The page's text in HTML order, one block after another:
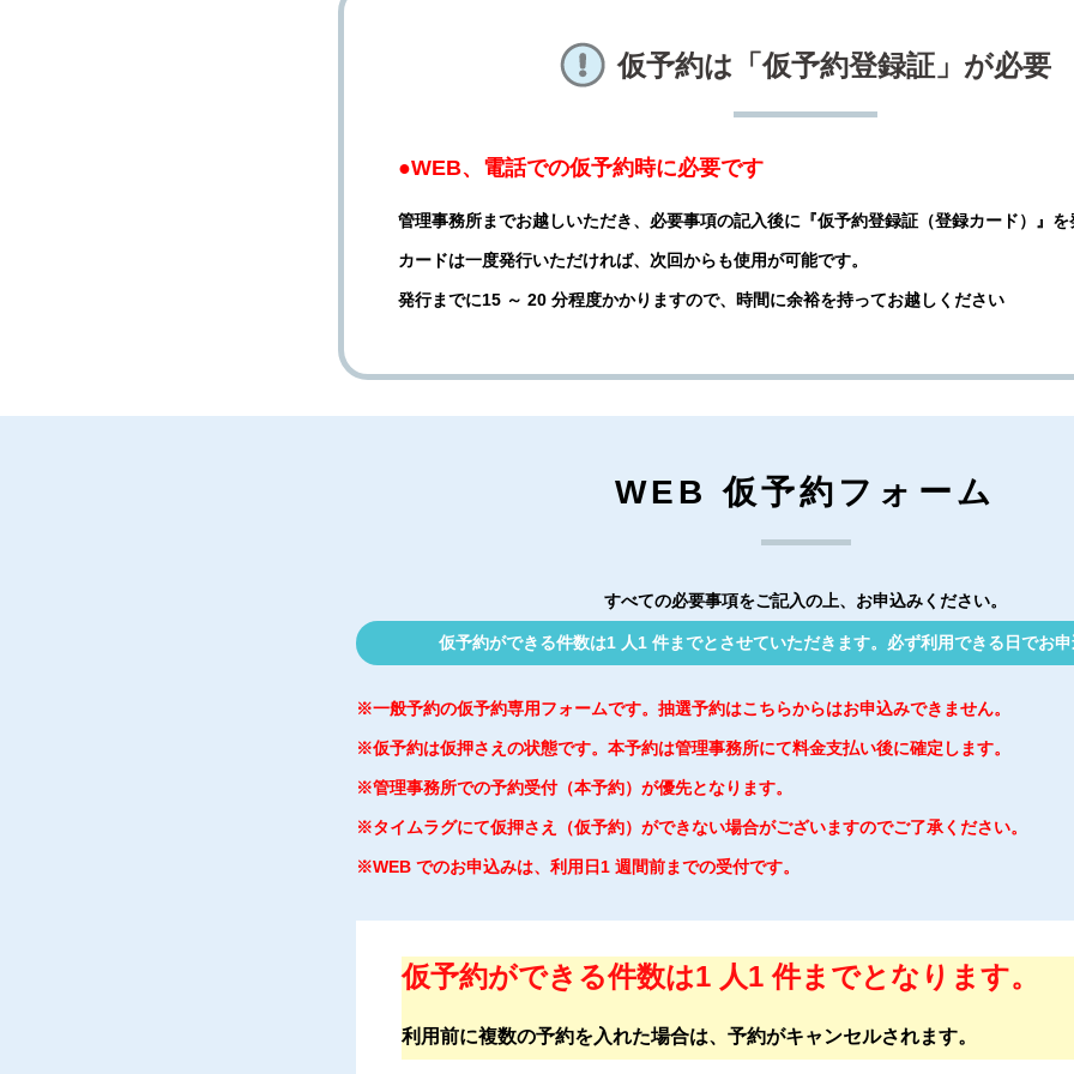
仮予約は「仮予約登録証」が必要
●WEB、電話での仮予約時に必要です
管理事務所までお越しいただき、必要事項の記入後に『仮予約登録証（登録カード）』を
カードは一度発行いただければ、次回からも使用が可能です。
発行までに15 ～ 20 分程度かかりますので、時間に余裕を持ってお越しください
WEB 仮予約フォーム
すべての必要事項をご記入の上、お申込みください。
仮予約ができる件数は1 人1 件までとさせていただきます。必ず利用できる日でお
※一般予約の仮予約専用フォームです。抽選予約はこちらからはお申込みできません。
※仮予約は仮押さえの状態です。本予約は管理事務所にて料金支払い後に確定します。
※管理事務所での予約受付（本予約）が優先となります。
※タイムラグにて仮押さえ（仮予約）ができない場合がございますのでご了承ください。
※WEB でのお申込みは、利用日1 週間前までの受付です。
仮予約ができる件数は1 人1 件までとなります。
利用前に複数の予約を入れた場合は、予約がキャンセルされます。